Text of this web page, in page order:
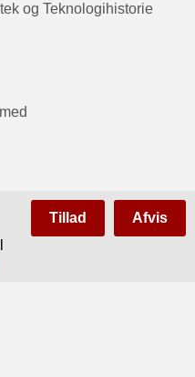
og Teknologihistorie
Tillad Afvis